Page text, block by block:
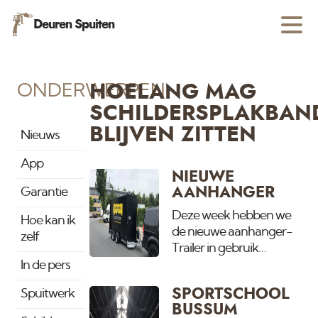
Deuren Spuiten
ONDERWERPEN
Nieuws
App
Garantie
Hoe kan ik
zelf
In de pers
Spuitwerk
HOELANG MAG
BLIJVEN ZITTEN
NIEUWE
AANHANGER
Deze week hebben we
de nieuwe aanhanger-
Trailer in gebruik
wij op meerdere grote
projecten tegelijk
SPORTSCHOOL
BUSSUM